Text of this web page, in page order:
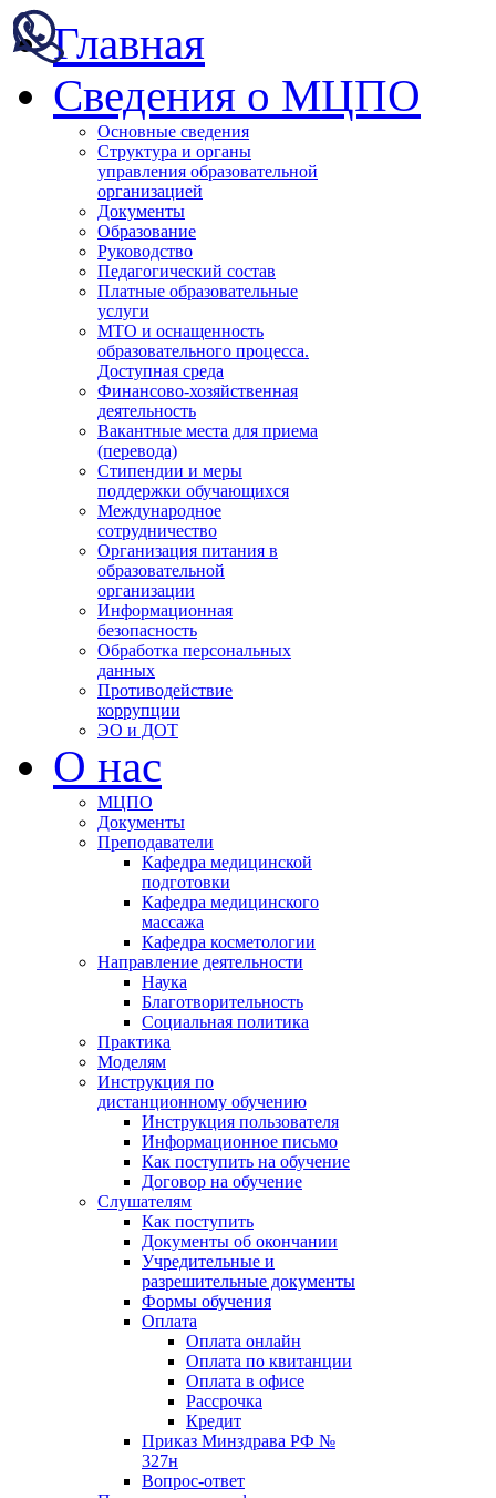
Главная
Сведения о МЦПО
Основные сведения
Структура и органы
управления образовательной
организацией
Документы
Образование
Руководство
Педагогический состав
Платные образовательные
услуги
МТО и оснащенность
образовательного процесса.
Доступная среда
Финансово-хозяйственная
деятельность
Вакантные места для приема
(перевода)
Стипендии и меры
поддержки обучающихся
Международное
сотрудничество
Организация питания в
образовательной
организации
Информационная
безопасность
Обработка персональных
данных
Противодействие
коррупции
ЭО и ДОТ
О нас
МЦПО
Документы
Преподаватели
Кафедра медицинской
подготовки
Кафедра медицинского
массажа
Кафедра косметологии
Направление деятельности
Наука
Благотворительность
Социальная политика
Практика
Моделям
Инструкция по
дистанционному обучению
Инструкция пользователя
Информационное письмо
Как поступить на обучение
Договор на обучение
Слушателям
Как поступить
Документы об окончании
Учредительные и
разрешительные документы
Формы обучения
Оплата
Оплата онлайн
Оплата по квитанции
Оплата в офисе
Рассрочка
Кредит
Приказ Минздрава РФ №
327н
Вопрос-ответ